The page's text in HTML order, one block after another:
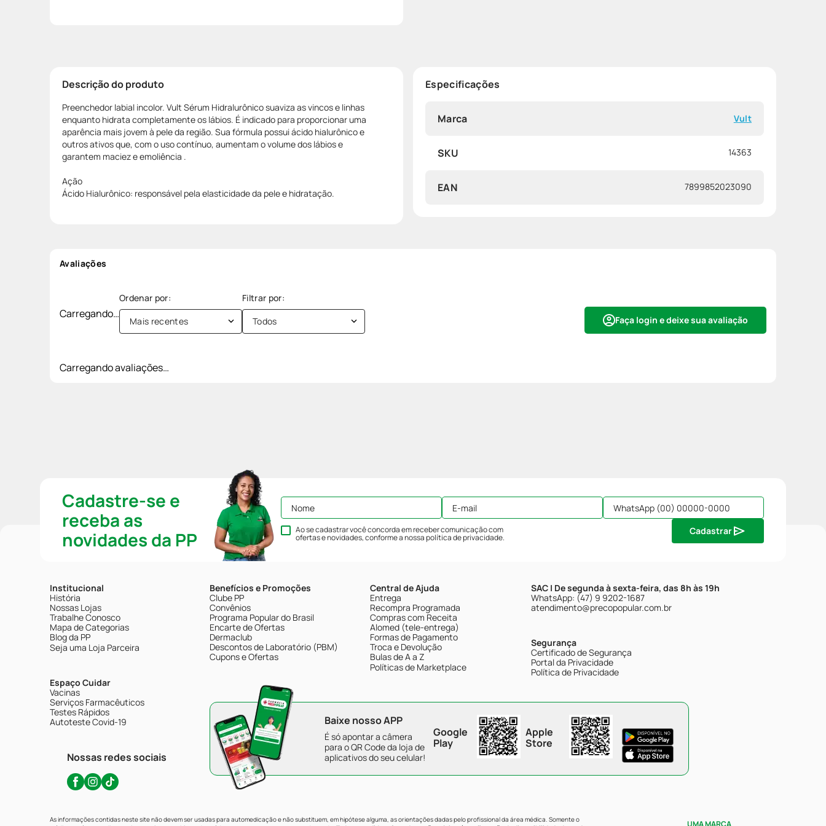
Descrição do produto
Preenchedor labial incolor. Vult Sérum Hidralurônico suaviza as vincos e linhas
enquanto hidrata completamente os lábios. É indicado para proporcionar uma
aparência mais jovem à pele da região. Sua fórmula possui ácido hialurônico e
outros ativos que, com o uso contínuo, aumentam o volume dos lábios e
garantem maciez e emoliência .
Ação
Ácido Hialurônico: responsável pela elasticidade da pele e hidratação.
Especificações
Marca Vult
SKU 14363
EAN 7899852023090
Avaliações
Carregando… Faça login e deixe sua avaliação
Mais recentes Todos
Carregando avaliações…
Cadastre-se e
receba as
novidades da PP
Ao se cadastrar você concorda em receber comunicação com
ofertas e novidades, conforme a nossapolítica de privacidade.
Cadastrar
Institucional
História
Nossas Lojas
Trabalhe Conosco
Mapa de Categorias
Blog da PP
Seja uma Loja Parceira
Espaço Cuidar
Vacinas
Serviços Farmacêuticos
Testes Rápidos
Autoteste Covid-19
Nossas redes sociais
Benefícios e Promoções
Clube PP
Convênios
Programa Popular do Brasil
Encarte de Ofertas
Dermaclub
Descontos de Laboratório (PBM)
Cupons e Ofertas
Central de Ajuda
Entrega
Recompra Programada
Compras com Receita
Alomed (tele-entrega)
Formas de Pagamento
Troca e Devolução
Bulas de A a Z
Políticas de Marketplace
SAC | De segunda à sexta-feira, das 8h às 19h
WhatsApp: (47) 9 9202-1687
atendimento@precopopular.com.br
Segurança
Certificado de Segurança
Portal da Privacidade
Política de Privacidade
Baixe nosso APP
É só apontar a câmera
para o QR Code da loja de
aplicativos do seu celular!
Google
Play
Apple
Store
As informações contidas neste site não devem ser usadas para automedicação e não substituem, em hipótese alguma, as orientações dadas pelo profissional da área médica. Somente o
UMA MARCA